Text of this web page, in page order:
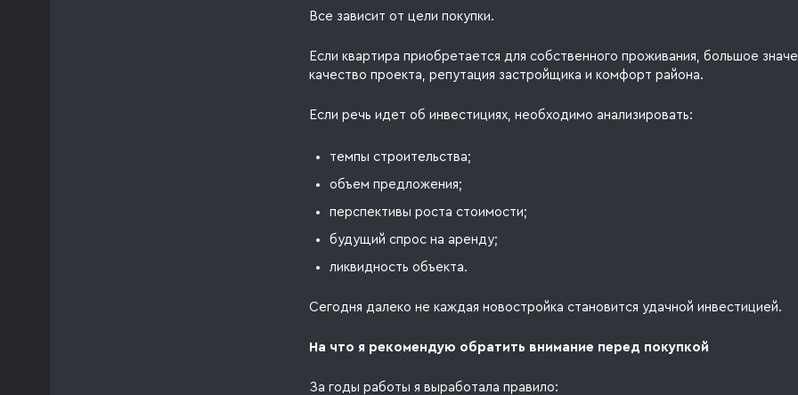
Все зависит от цели покупки.
Если квартира приобретается для собственного проживания, большое
качество проекта, репутация застройщика и комфорт района.
Если речь идет об инвестициях, необходимо анализировать:
темпы строительства;
объем предложения;
перспективы роста стоимости;
будущий спрос на аренду;
ликвидность объекта.
Сегодня далеко не каждая новостройка становится удачной инвестицией.
На что я рекомендую обратить внимание перед покупкой
За годы работы я выработала правило: